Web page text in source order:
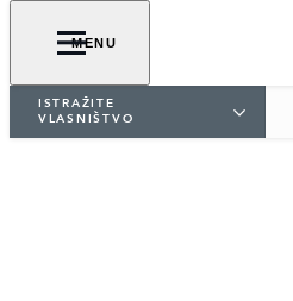
MENU
ISTRAŽITE
VLASNIŠTVO